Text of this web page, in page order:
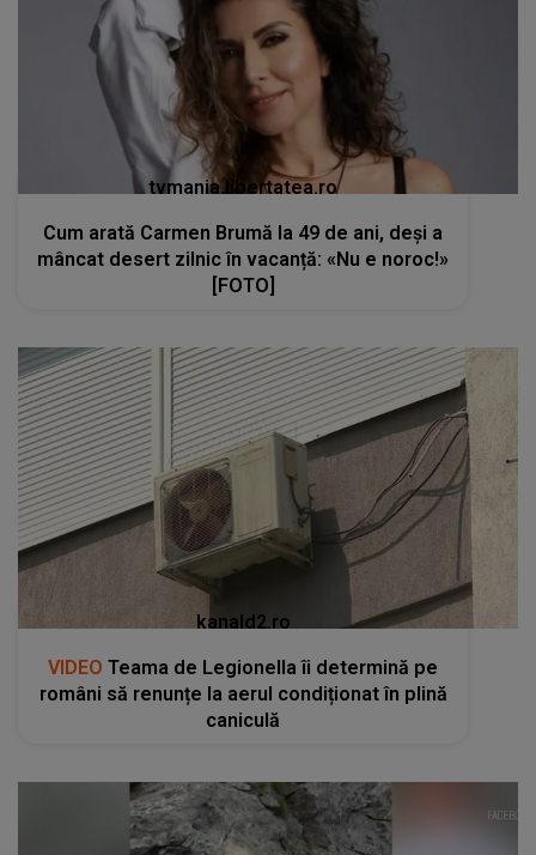
tvmania.libertatea.ro
Cum arată Carmen Brumă la 49 de ani, deși a
mâncat desert zilnic în vacanță: «Nu e noroc!»
[FOTO]
kanald2.ro
VIDEO Teama de Legionella îi determină pe
români să renunțe la aerul condiționat în plină
caniculă